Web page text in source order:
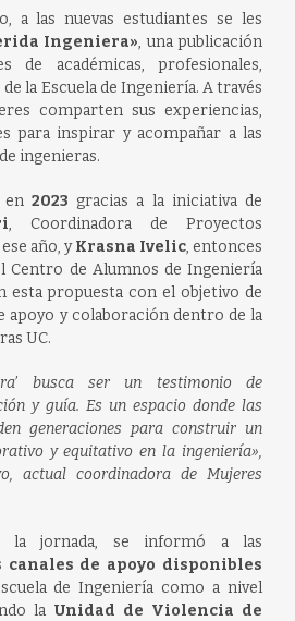
a las nuevas estudiantes se les
Ingeniera», una publicación
de académicas, profesionales,
la Escuela de Ingeniería. A través
comparten sus experiencias,
para inspirar y acompañar a las
ingenieras.
en 2023 gracias a la iniciativa de
, Coordinadora de Proyectos
año, yKrasna Ivelic, entonces
Centro de Alumnos de Ingeniería
esta propuesta con el objetivo de
apoyo y colaboración dentro de la
UC.
busca ser un testimonio de
y guía. Es un espacio donde las
generaciones para construir un
y equitativo en la ingeniería»,
actual coordinadora de Mujeres
la jornada, se informó a las
canales de apoyo disponibles
de Ingeniería como a nivel
la Unidad de Violencia de